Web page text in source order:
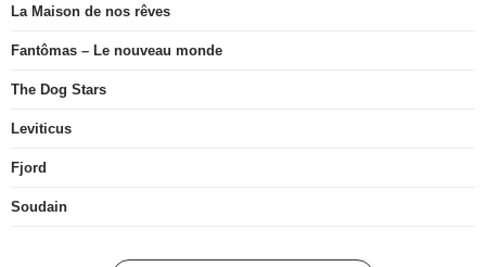
La Maison de nos rêves
Fantômas – Le nouveau monde
The Dog Stars
Leviticus
Fjord
Soudain